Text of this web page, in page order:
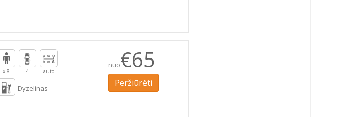
x 8 4 auto
Dyzelinas
nuo€65
Peržiūrėti